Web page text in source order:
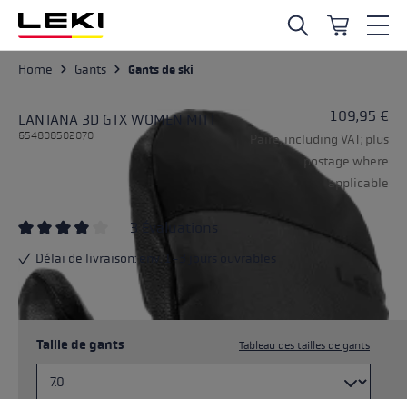
Skip to main content
Home Gants Gants de ski
LANTANA 3D GTX WOMEN MITT
654808502070
109,95 €
Paire, including VAT; plus
postage where
applicable
Average rating of 3.33 out of 5 stars
3 Évaluations
Délai de livraison: env. 1-3 jours ouvrables
Taille de gants Tableau des tailles de gants